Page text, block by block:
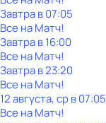
Завтра в 07:05
Все на Матч!
Завтра в 16:00
Все на Матч!
Завтра в 23:20
Все на Матч!
12 августа, ср в 07:05
Все на Матч!